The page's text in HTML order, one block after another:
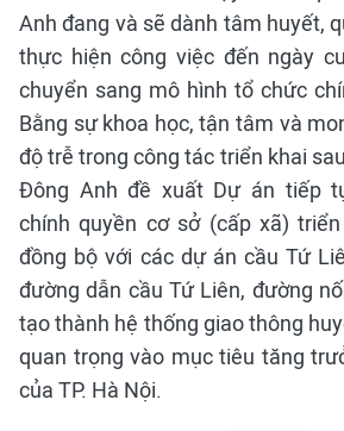
Anh đang và sẽ dành tâm huyết,
thực hiện công việc đến ngày
chuyển sang mô hình tổ chức
Bằng sự khoa học, tận tâm và
độ trễ trong công tác triển khai
Đông Anh đề xuất Dự án tiếp
chính quyền cơ sở (cấp xã)
đồng bộ với các dự án cầu Tứ
đường dẫn cầu Tứ Liên, đường
tạo thành hệ thống giao thông
quan trọng vào mục tiêu tăng
của TP. Hà Nội.